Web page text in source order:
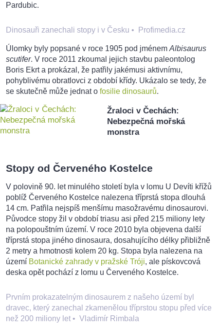
Pardubic.
Dinosauři zanechali stopy i v Česku • Profimedia.cz
Úlomky byly popsané v roce 1905 pod jménem Albisaurus
scutifer. V roce 2011 zkoumal jejich stavbu paleontolog
Boris Ekrt a prokázal, že patřily jakémusi aktivnímu,
pohyblivému obratlovci z období křídy. Ukázalo se tedy, že
se skutečně může jednat o fosilie dinosaurů.
Žraloci v Čechách:
Nebezpečná mořská
monstra
Stopy od Červeného Kostelce
V polovině 90. let minulého století byla v lomu U Devíti křížů
poblíž Červeného Kostelce nalezena tříprstá stopa dlouhá
14 cm. Patřila nejspíš menšímu masožravému dinosaurovi.
Původce stopy žil v období triasu asi před 215 miliony lety
na polopouštním území. V roce 2010 byla objevena další
tříprstá stopa jiného dinosaura, dosahujícího délky přibližně
2 metry a hmotnosti kolem 20 kg. Stopa byla nalezena na
území Botanické zahrady v pražské Tróji, ale pískovcová
deska opět pochází z lomu u Červeného Kostelce.
Prvním prokazatelným dinosaurem z našeho území byl
dravec, který zanechal zkamenělou tříprstou stopu před více
než 200 miliony let• Vladimír Rimbala